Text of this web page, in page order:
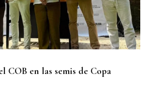
COB en las semis de Copa